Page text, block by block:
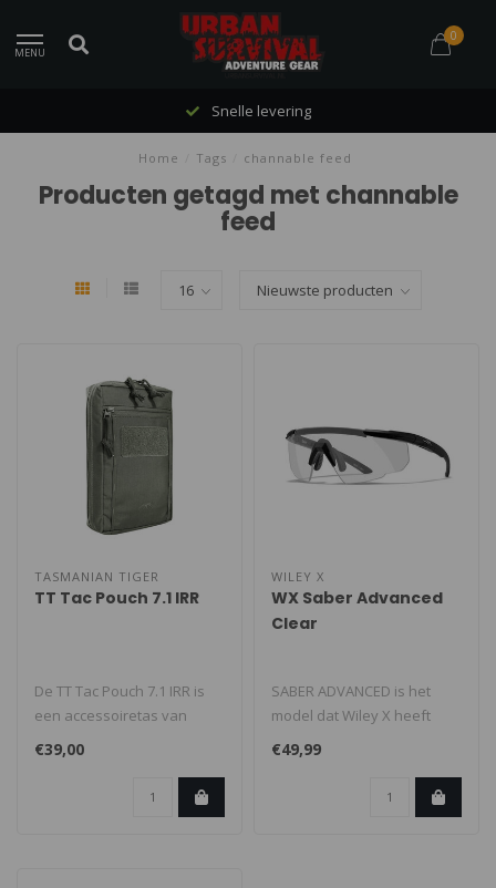
MENU
0
Snelle levering
Home Tags channable feed
Producten getagd met channable
feed
TASMANIAN TIGER
TT Tac Pouch 7.1 IRR
De TT Tac Pouch 7.1 IRR is
een accessoiretas van
Tasmanian Tiger,
ontworpen voor..
€39,00
WILEY X
WX Saber Advanced
Clear
SABER ADVANCED is het
model dat Wiley X heeft
helpen vestigen als pionier
op het..
€49,99